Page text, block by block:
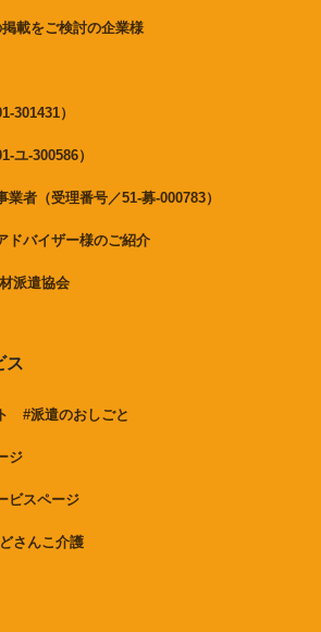
掲載をご検討の企業様
301431）
ユ-300586）
者（受理番号／51-募-000783）
ドバイザー様のご紹介
派遣協会
ス
#派遣のおしごと
ジ
ビスページ
さんこ介護